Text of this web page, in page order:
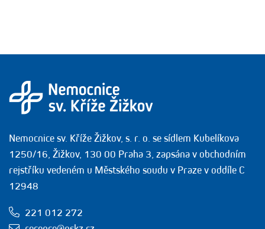
Nemocnice sv. Kříže Žižkov, s. r. o. se sídlem Kubelíkova
1250/16, Žižkov, 130 00 Praha 3, zapsána v obchodním
rejstříku vedeném u Městského soudu v Praze v oddíle C
12948
221 012 272